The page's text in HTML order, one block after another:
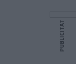
PUBLICITAT